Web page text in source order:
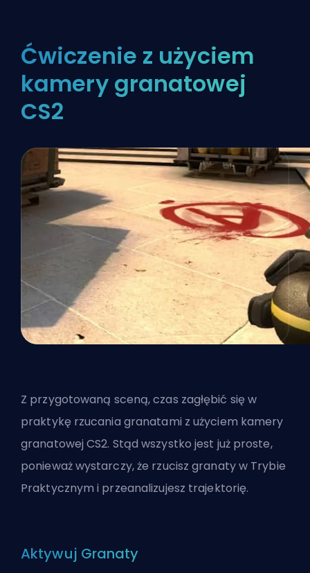
Ćwiczenie z użyciem
kamery granatowej
CS2
Z przygotowaną sceną, czas zagłębić się w
praktykę rzucania granatami z użyciem kamery
granatowej CS2. Stąd wszystko jest już proste,
ponieważ wystarczy, że rzucisz granaty w Trybie
Praktycznym i przeanalizujesz trajektorię.
Aktywuj Granaty